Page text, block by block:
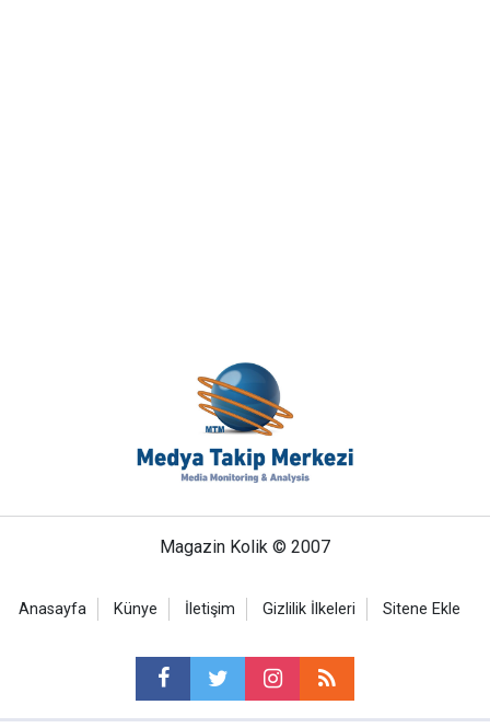
Magazin Kolik © 2007
Anasayfa Künye İletişim Gizlilik İlkeleri Sitene Ekle